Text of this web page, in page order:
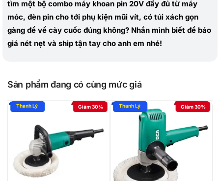
tìm một bộ combo máy khoan pin 20V đầy đủ từ máy
móc, đèn pin cho tới phụ kiện mũi vít, có túi xách gọn
gàng để về cày cuốc đúng không? Nhắn mình biết để báo
giá nét nẹt và ship tận tay cho anh em nhé!
Sản phẩm đang có cùng mức giá
Giảm 30% Giảm 30%